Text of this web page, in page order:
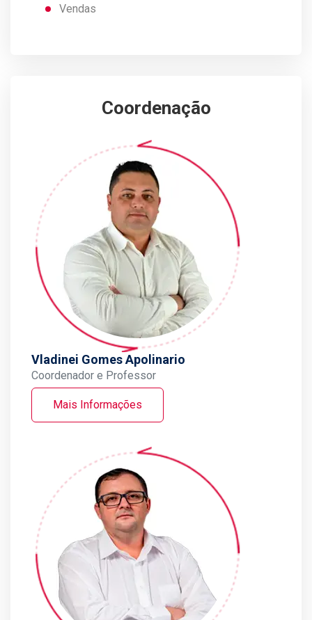
Vendas
Coordenação
Vladinei Gomes Apolinario
Coordenador e Professor
Mais Informações